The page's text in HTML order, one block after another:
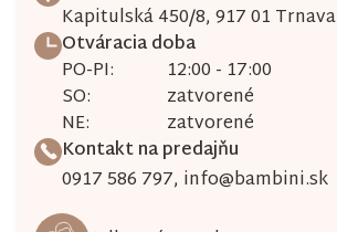
Kapitulská 450/8, 917 01 Trnava
Otváracia doba
PO-PI:
12:00 - 17:00
SO:
zatvorené
NE:
zatvorené
Kontakt na predajňu
0917 586 797, info@bambini.sk